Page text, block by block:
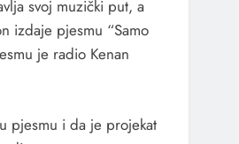
svoj muzički put, a
izdaje pjesmu “Samo
je radio Kenan
pjesmu i da je projekat